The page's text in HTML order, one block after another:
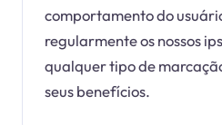
comportamento do
regularmente os nossos
qualquer tipo de
seus benefícios.